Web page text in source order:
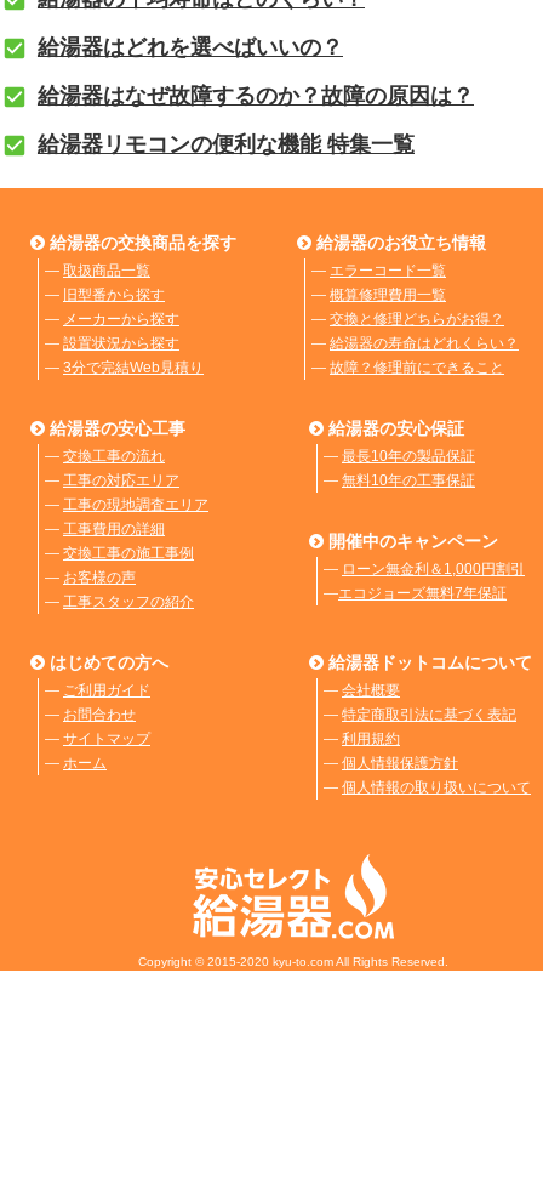
給湯器はどれを選べばいいの？
給湯器はなぜ故障するのか？故障の原因は？
給湯器リモコンの便利な機能 特集一覧
給湯器の交換商品を探す
― 取扱商品一覧
― 旧型番から探す
― メーカーから探す
― 設置状況から探す
― 3分で完結Web見積り
給湯器のお役立ち情報
― エラーコード一覧
― 概算修理費用一覧
― 交換と修理どちらがお得？
― 給湯器の寿命はどれくらい？
― 故障？修理前にできること
給湯器の安心工事
― 交換工事の流れ
― 工事の対応エリア
― 工事の現地調査エリア
― 工事費用の詳細
― 交換工事の施工事例
― お客様の声
― 工事スタッフの紹介
給湯器の安心保証
― 最長10年の製品保証
― 無料10年の工事保証
開催中のキャンペーン
― ローン無金利＆1,000円割引
―エコジョーズ無料7年保証
はじめての方へ
― ご利用ガイド
― お問合わせ
― サイトマップ
― ホーム
給湯器ドットコムについて
― 会社概要
― 特定商取引法に基づく表記
― 利用規約
― 個人情報保護方針
― 個人情報の取り扱いについて
Copyright © 2015-2020 kyu-to.com All Rights Reserved.